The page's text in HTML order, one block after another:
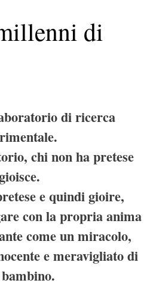
di
di ricerca
chi non ha pretese
e quindi gioire,
con la propria anima
come un miracolo,
e meravigliato di